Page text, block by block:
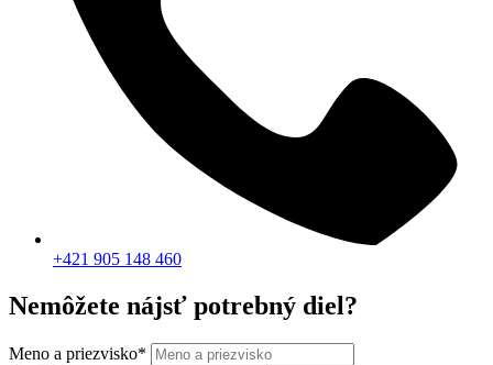
+421 905 148 460
Nemôžete nájsť potrebný diel?
Meno a priezvisko*